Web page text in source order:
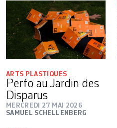
ARTS PLASTIQUES
Perfo au Jardin des
Disparus
MERCREDI 27 MAI 2026
SAMUEL SCHELLENBERG